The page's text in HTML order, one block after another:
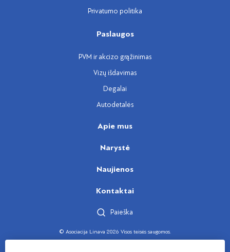
Privatumo politika
Paslaugos
PVM ir akcizo grąžinimas
Vizų išdavimas
Degalai
Autodetalės
Apie mus
Narystė
Naujienos
Kontaktai
Paieška
© Asociacija Linava 2026 Visos teisės saugomos.